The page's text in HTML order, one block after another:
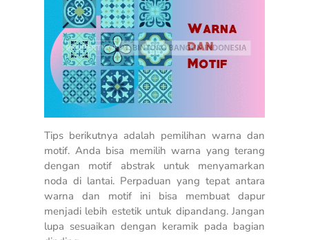
Tips berikutnya adalah pemilihan warna dan
motif. Anda bisa memilih warna yang terang
dengan motif abstrak untuk menyamarkan
noda di lantai. Perpaduan yang tepat antara
warna dan motif ini bisa membuat dapur
menjadi lebih estetik untuk dipandang. Jangan
lupa sesuaikan dengan keramik pada bagian